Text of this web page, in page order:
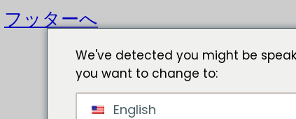
フッターへ
We've detected you might be
you want to change to:
English